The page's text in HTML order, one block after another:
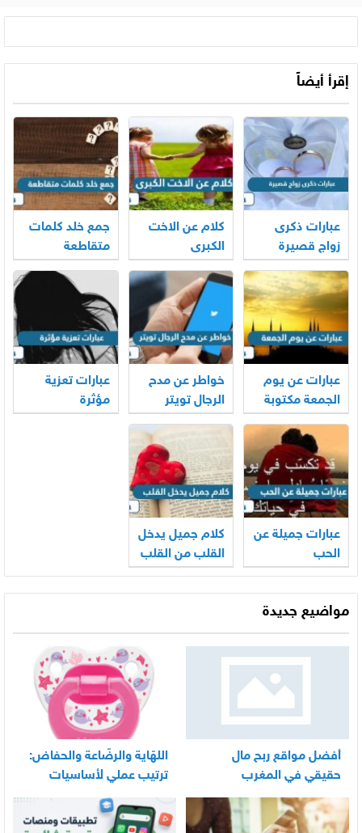
إقرأ أيضاً
عبارات ذكرى
زواج قصيرة
كلام عن الاخت
الكبرى
جمع خلد كلمات
متقاطعة
عبارات عن يوم
الجمعة مكتوبة
خواطر عن مدح
الرجال تويتر
عبارات تعزية
مؤثرة
عبارات جميلة عن
الحب
كلام جميل يدخل
القلب من القلب
مواضيع جديدة
أفضل مواقع ربح مال
حقيقي في المغرب
اللهّاية والرضّاعة والحفاض:
ترتيب عملي لأساسيات
العناية اليومية بالرضيع